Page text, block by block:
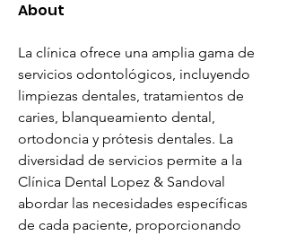
About
La clínica ofrece una amplia gama de
servicios odontológicos, incluyendo
limpiezas dentales, tratamientos de
caries, blanqueamiento dental,
ortodoncia y prótesis dentales. La
diversidad de servicios permite a la
Clínica Dental Lopez & Sandoval
abordar las necesidades específicas
de cada paciente, proporcionando